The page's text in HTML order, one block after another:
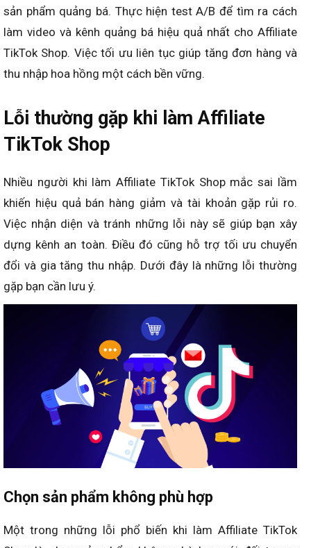
sản phẩm quảng bá. Thực hiện test A/B để tìm ra cách
làm video và kênh quảng bá hiệu quả nhất cho Affiliate
TikTok Shop. Việc tối ưu liên tục giúp tăng đơn hàng và
thu nhập hoa hồng một cách bền vững.
Lỗi thường gặp khi làm Affiliate
TikTok Shop
Nhiều người khi làm Affiliate TikTok Shop mắc sai lầm
khiến hiệu quả bán hàng giảm và tài khoản gặp rủi ro.
Việc nhận diện và tránh những lỗi này sẽ giúp bạn xây
dựng kênh an toàn. Điều đó cũng hỗ trợ tối ưu chuyển
đổi và gia tăng thu nhập. Dưới đây là những lỗi thường
gặp bạn cần lưu ý.
Chọn sản phẩm không phù hợp
Một trong những lỗi phổ biến khi làm Affiliate TikTok